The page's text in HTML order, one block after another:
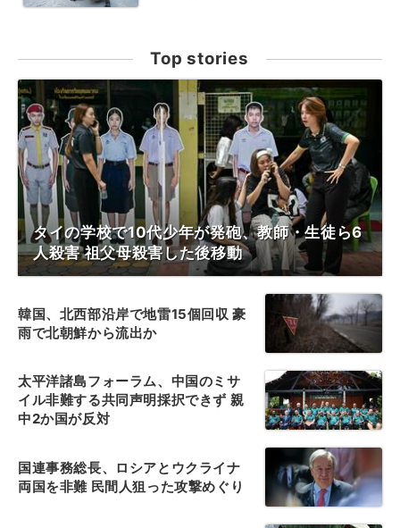
Top stories
タイの学校で10代少年が発砲、教師・生徒ら6
人殺害 祖父母殺害した後移動
韓国、北西部沿岸で地雷15個回収 豪
雨で北朝鮮から流出か
太平洋諸島フォーラム、中国のミサ
イル非難する共同声明採択できず 親
中2か国が反対
国連事務総長、ロシアとウクライナ
両国を非難 民間人狙った攻撃めぐり